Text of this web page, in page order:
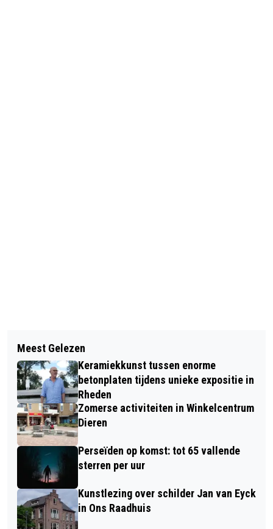
MAN KOMT TEN VAL MET FIETS IN
VELP EN GAAT NAAR RIJNSTATE
MOBIELE ANJERACTIE GAAT WEER
VAN START
Meest Gelezen
Keramiekkunst tussen enorme
betonplaten tijdens unieke expositie in
Rheden
Zomerse activiteiten in Winkelcentrum
Dieren
Perseïden op komst: tot 65 vallende
sterren per uur
Kunstlezing over schilder Jan van Eyck
in Ons Raadhuis